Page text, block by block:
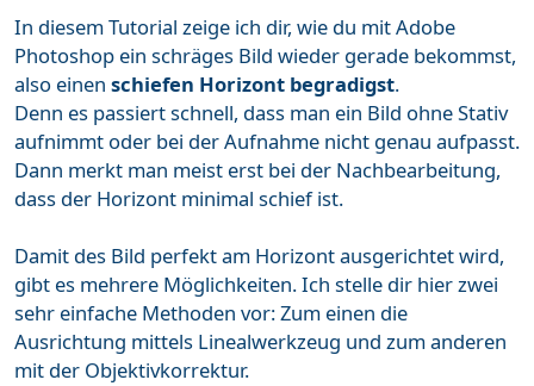
In diesem Tutorial zeige ich dir, wie du mit Adobe
Photoshop ein schräges Bild wieder gerade bekommst,
also einen schiefen Horizont begradigst.
Denn es passiert schnell, dass man ein Bild ohne Stativ
aufnimmt oder bei der Aufnahme nicht genau aufpasst.
Dann merkt man meist erst bei der Nachbearbeitung,
dass der Horizont minimal schief ist.
Damit des Bild perfekt am Horizont ausgerichtet wird,
gibt es mehrere Möglichkeiten. Ich stelle dir hier zwei
sehr einfache Methoden vor: Zum einen die
Ausrichtung mittels Linealwerkzeug und zum anderen
mit der Objektivkorrektur.